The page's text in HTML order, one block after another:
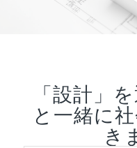
「設計」
と一緒に
き